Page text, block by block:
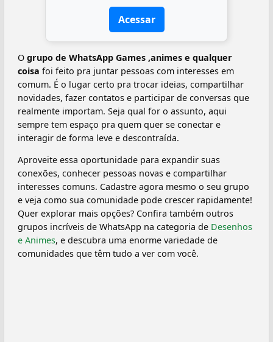
Acessar
O grupo de WhatsApp Games ,animes e qualquer
coisa foi feito pra juntar pessoas com interesses em
comum. É o lugar certo pra trocar ideias, compartilhar
novidades, fazer contatos e participar de conversas que
realmente importam. Seja qual for o assunto, aqui
sempre tem espaço pra quem quer se conectar e
interagir de forma leve e descontraída.
Aproveite essa oportunidade para expandir suas
conexões, conhecer pessoas novas e compartilhar
interesses comuns. Cadastre agora mesmo o seu grupo
e veja como sua comunidade pode crescer rapidamente!
Quer explorar mais opções? Confira também outros
grupos incríveis de WhatsApp na categoria de Desenhos
e Animes, e descubra uma enorme variedade de
comunidades que têm tudo a ver com você.